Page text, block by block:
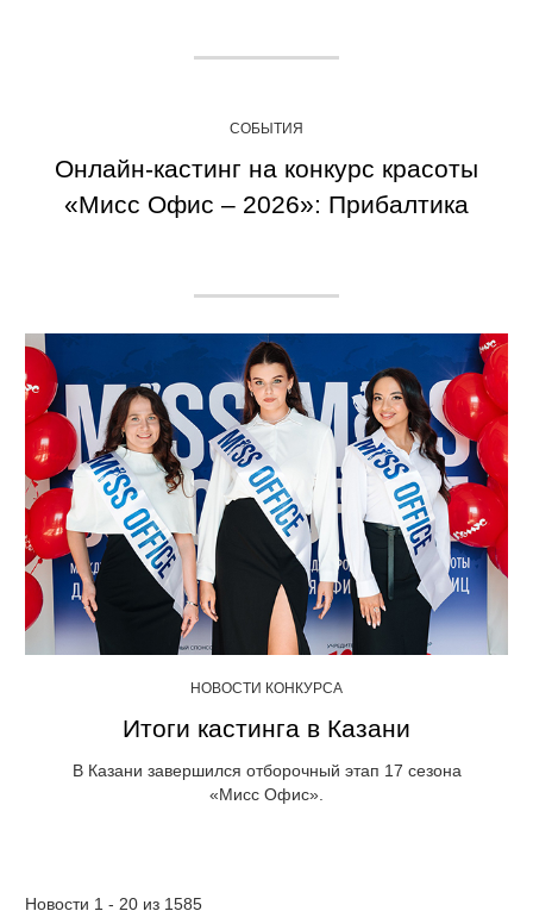
СОБЫТИЯ
Онлайн-кастинг на конкурс красоты
«Мисс Офис – 2026»: Прибалтика
НОВОСТИ КОНКУРСА
Итоги кастинга в Казани
В Казани завершился отборочный этап 17 сезона
«Мисс Офис».
Новости 1 - 20 из 1585